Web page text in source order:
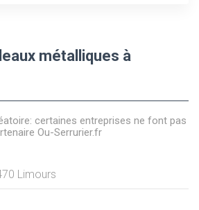
métalliques à
certaines entreprises ne font pas
Ou-Serrurier.fr
Limours